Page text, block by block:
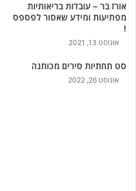
אורז בר – עובדות בריאותיות
מפתיעות ומידע שאסור לפספס
!
אוגוסט 13, 2021
סט תחתיות סירים מכותנה
אוגוסט 26, 2022